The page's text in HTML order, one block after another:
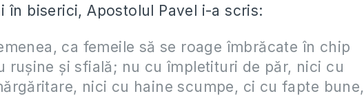
în biserici, Apostolul Pavel i-a scris:
ca femeile să se roage îmbrăcate în chip
ruşine şi sfială; nu cu împletituri de păr, nici cu
nici cu haine scumpe, ci cu fapte bune,